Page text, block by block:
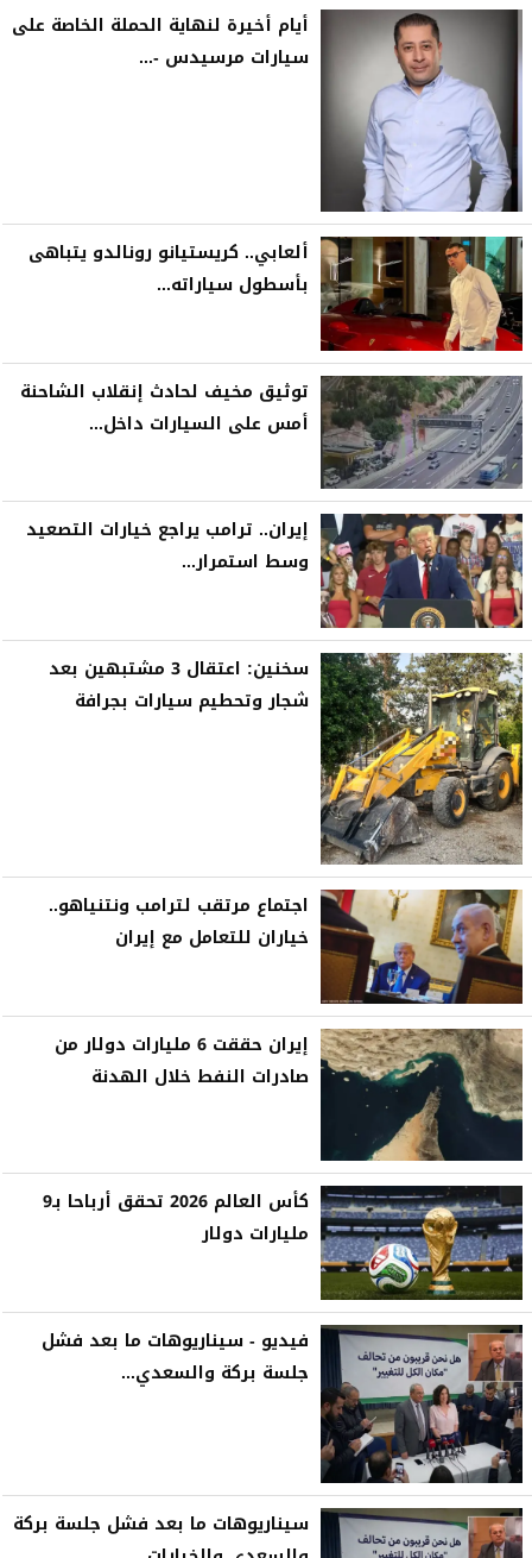
أيام أخيرة لنهاية الحملة الخاصة على
سيارات مرسيدس -...
ألعابي.. كريستيانو رونالدو يتباهى
بأسطول سياراته...
توثيق مخيف لحادث إنقلاب الشاحنة
أمس على السيارات داخل...
إيران.. ترامب يراجع خيارات التصعيد
وسط استمرار...
سخنين: اعتقال 3 مشتبهين بعد
شجار وتحطيم سيارات بجرافة
اجتماع مرتقب لترامب ونتنياهو..
خياران للتعامل مع إيران
إيران حققت 6 مليارات دولار من
صادرات النفط خلال الهدنة
كأس العالم 2026 تحقق أرباحا بـ9
مليارات دولار
فيديو - سيناريوهات ما بعد فشل
جلسة بركة والسعدي...
سيناريوهات ما بعد فشل جلسة بركة